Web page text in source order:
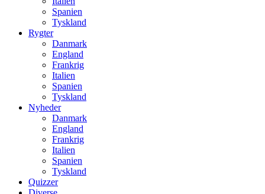
Spanien
Tyskland
Rygter
Danmark
England
Frankrig
Italien
Spanien
Tyskland
Nyheder
Danmark
England
Frankrig
Italien
Spanien
Tyskland
Quizzer